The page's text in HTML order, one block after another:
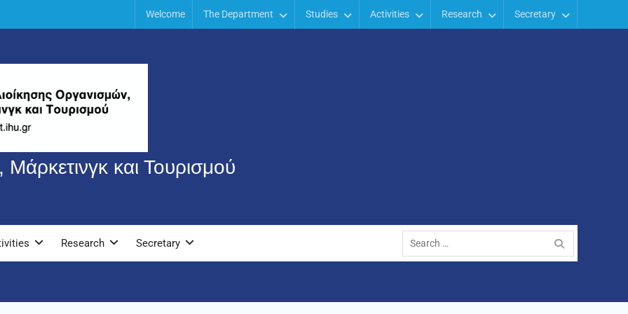
Welcome The Department Studies Activities Research Secretary
και Τουρισμού
Research Secretary
Search
for: